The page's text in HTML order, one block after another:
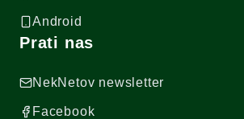
Android
Prati nas
NekNetov newsletter
Facebook